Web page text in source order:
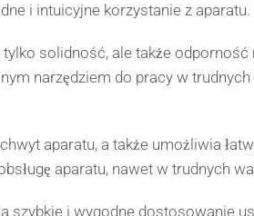
i intuicyjne korzystanie z aparatu.
solidność, ale także
narzędziem do pracy w
aparatu, a także umożliwia
aparatu, nawet w trudnych
szybkie i wygodne dostosowanie